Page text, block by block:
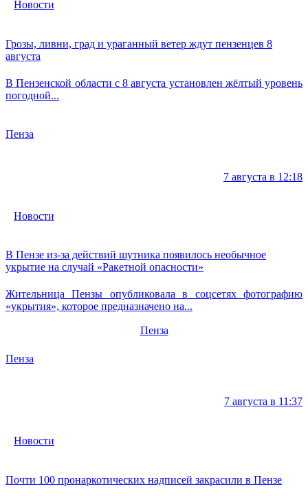
Новости
Грозы, ливни, град и ураганный ветер ждут пензенцев 8
августа
В Пензенской области с 8 августа установлен жёлтый уровень
погодной...
Пенза
7 августа в 12:18
Новости
В Пензе из-за действий шутника появилось необычное
укрытие на случай «Ракетной опасности»
Жительница Пензы опубликовала в соцсетях фотографию
«укрытия», которое предназначено на...
Пенза
Пенза
7 августа в 11:37
Новости
Почти 100 пронаркотических надписей закрасили в Пензе